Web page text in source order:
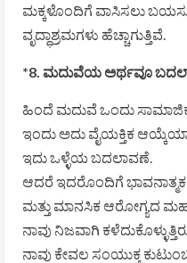
ಮಕ್ಕಳೊಂದಿಗೆ ವಾಸಿಸಲು
ವೃದ್ಧಾಶ್ರಮಗಳು ಹೆಚ್ಚಾಗುತ್ತಿವೆ.
*8. ಮದುವೆಯ ಅರ್ಥವೂ
ಹಿಂದೆ ಮದುವೆ ಒಂದು ಸಾಮಾಜಿಕ
ಇಂದು ಅದು ವೈಯಕ್ತಿಕ
ಇದು ಒಳ್ಳೆಯ ಬದಲಾವಣೆ.
ಆದರೆ ಇದರೊಂದಿಗೆ
ಮತ್ತು ಮಾನಸಿಕ ಆರೋಗ್ಯದ
ನಾವು ನಿಜವಾಗಿ
ನಾವು ಕೇವಲ ಸಂಯುಕ್ತ